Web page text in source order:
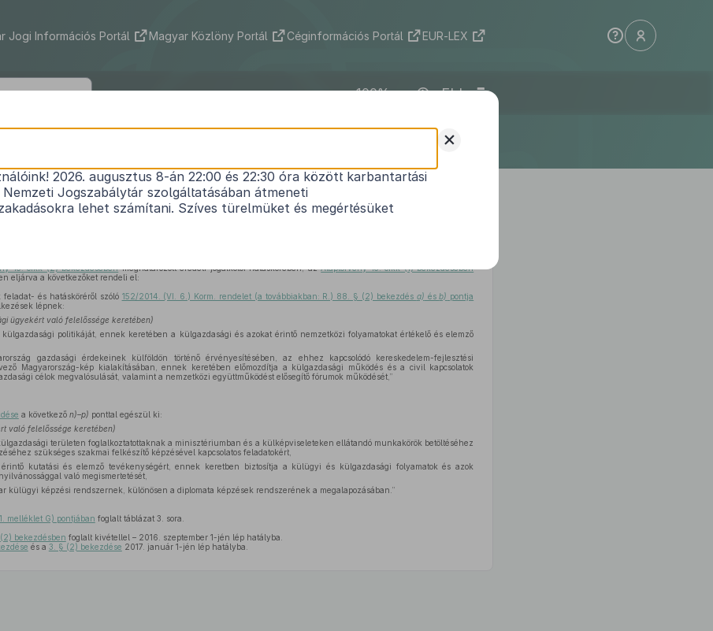
Jogi Információs Portál Magyar Közlöny Portál Céginformációs Portál EUR-LEX
ELI
240/2016. (VIII. 16.) Korm. rendelet
tagjainak feladat- és hatásköréről szóló152/2014. (VI. 6.) Korm.
rendeletmódosításáról1
15. cikk (2) bekezdésébenmeghatározott eredeti jogalkotói hatáskörében, azAlaptörvény 15. cikk (1) bekezdésében
eljárva a következőket rendeli el:
és hatásköréről szóló 152/2014. (VI. 6.) Korm. rendelet (a továbbiakban: R.) 88. § (2) bekezdés a) ésb) pontja
lépnek:
ügyekért való felelőssége keretében)
politikáját, ennek keretében a külgazdasági és azokat érintő nemzetközi folyamatokat értékelő és elemző
gazdasági érdekeinek külföldön történő érvényesítésében, az ehhez kapcsolódó kereskedelem-fejlesztési
Magyarország-kép kialakításában, ennek keretében előmozdítja a külgazdasági működés és a civil kapcsolatok
célok megvalósulását, valamint a nemzetközi együttműködést elősegítő fórumok működését,”
a következő n)–p) ponttal egészül ki:
való felelőssége keretében)
területen foglalkoztatottaknak a minisztériumban és a külképviseleteken ellátandó munkakörök betöltéséhez
szükséges szakmai felkészítő képzésével kapcsolatos feladatokért,
kutatási és elemző tevékenységért, ennek keretben biztosítja a külügyi és külgazdasági folyamatok és azok
való megismertetését,
külügyi képzési rendszernek, különösen a diplomata képzések rendszerének a megalapozásában.”
melléklet G) pontjában foglalt táblázat 3. sora.
(2) bekezdésben foglalt kivétellel – 2016. szeptember 1-jén lép hatályba.
és a 3. § (2) bekezdése 2017. január 1-jén lép hatályba.
+
2026. augusztus 8-án 22:00 és 22:30 óra között karbantartási
Jogszabálytár szolgáltatásában átmeneti
lehet számítani. Szíves türelmüket és megértésüket